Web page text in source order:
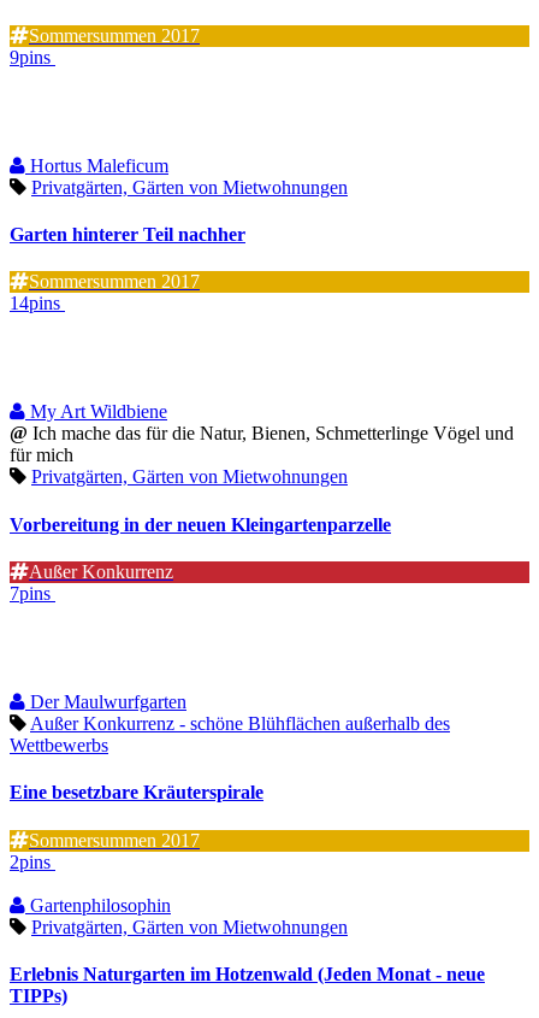
Sommersummen 2017
9pins
Hortus Maleficum
Privatgärten, Gärten von Mietwohnungen
Garten hinterer Teil nachher
Sommersummen 2017
14pins
My Art Wildbiene
@ Ich mache das für die Natur, Bienen, Schmetterlinge Vögel und
für mich
Privatgärten, Gärten von Mietwohnungen
Vorbereitung in der neuen Kleingartenparzelle
Außer Konkurrenz
7pins
Der Maulwurfgarten
Außer Konkurrenz - schöne Blühflächen außerhalb des
Wettbewerbs
Eine besetzbare Kräuterspirale
Sommersummen 2017
2pins
Gartenphilosophin
Privatgärten, Gärten von Mietwohnungen
Erlebnis Naturgarten im Hotzenwald (Jeden Monat - neue
TIPPs)